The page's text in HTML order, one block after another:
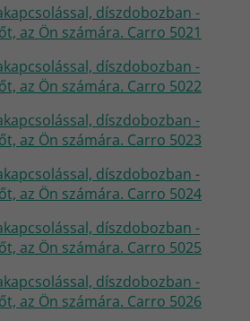
díszdobozban -
az Ön számára. Carro 5021
díszdobozban -
az Ön számára. Carro 5022
díszdobozban -
az Ön számára. Carro 5023
díszdobozban -
az Ön számára. Carro 5024
díszdobozban -
az Ön számára. Carro 5025
díszdobozban -
az Ön számára. Carro 5026